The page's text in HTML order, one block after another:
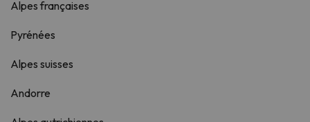
Alpes françaises
Pyrénées
Alpes suisses
Andorre